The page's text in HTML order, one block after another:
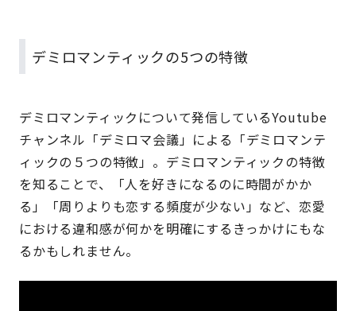
デミロマンティックの5つの特徴
デミロマンティックについて発信しているYoutube
チャンネル「デミロマ会議」による「デミロマンテ
ィックの５つの特徴」。デミロマンティックの特徴
を知ることで、「人を好きになるのに時間がかか
る」「周りよりも恋する頻度が少ない」など、恋愛
における違和感が何かを明確にするきっかけにもな
るかもしれません。